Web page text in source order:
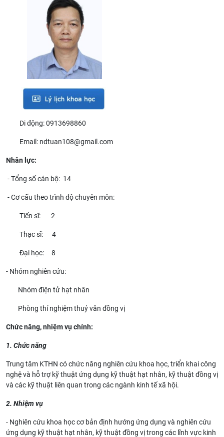
Di động: 0913698860
Email: ndtuan108@gmail.com
Nhân lực:
- Tổng số cán bộ: 14
- Cơ cấu theo trình độ chuyên môn:
Tiến sĩ: 2
Thạc sĩ: 4
Đại học: 8
- Nhóm nghiên cứu:
Nhóm điện tử hạt nhân
Phòng thí nghiệm thuỷ văn đồng vị
Chức năng, nhiệm vụ chính:
1. Chức năng
Trung tâm KTHN có chức năng nghiên cứu khoa học, triển khai công
nghệ và hỗ trợ kỹ thuật ứng dụng kỹ thuật hạt nhân, kỹ thuật đồng vị
và các kỹ thuật liên quan trong các ngành kinh tế xã hội.
2. Nhiệm vụ
- Nghiên cứu khoa học cơ bản định hướng ứng dụng và nghiên cứu
ứng dụng kỹ thuật hạt nhân, kỹ thuật đồng vị trong các lĩnh vực kinh